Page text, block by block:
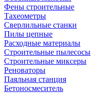
Фены строительные
Тахеометры
Сверлильные станки
Пилы цепные
Расходные материалы
Строительные пылесосы
Строительные миксеры
Реноваторы
Паяльная станция
Бетоносмеситель